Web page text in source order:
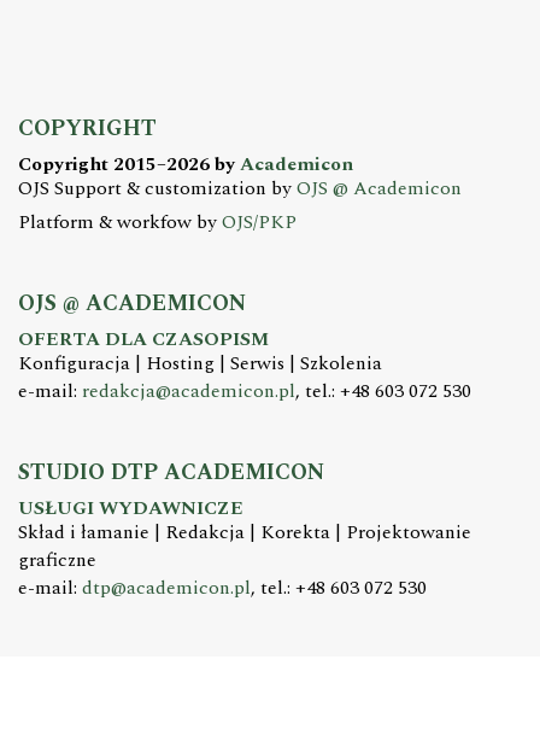
COPYRIGHT
Copyright 2015–2026 byAcademicon
OJS Support & customization byOJS @ Academicon
Platform & workfow byOJS/PKP
OJS @ ACADEMICON
OFERTA DLA CZASOPISM
Konfiguracja | Hosting | Serwis | Szkolenia
e-mail: redakcja@academicon.pl, tel.: +48 603 072 530
STUDIO DTP ACADEMICON
USŁUGI WYDAWNICZE
Skład i łamanie | Redakcja | Korekta | Projektowanie
graficzne
e-mail: dtp@academicon.pl, tel.: +48 603 072 530